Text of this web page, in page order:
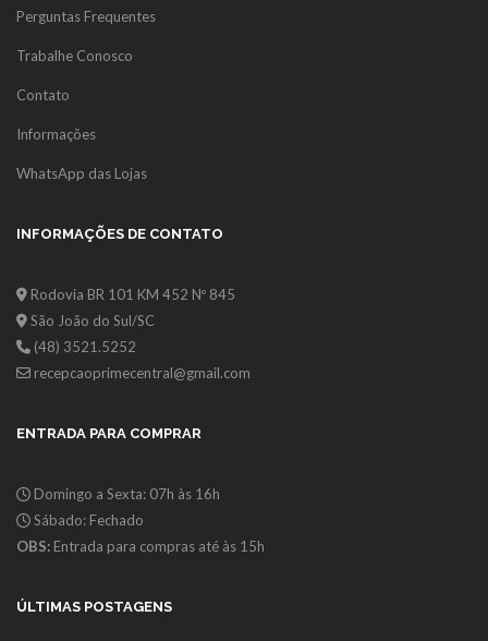
Perguntas Frequentes
Trabalhe Conosco
Contato
Informações
WhatsApp das Lojas
INFORMAÇÕES DE CONTATO
Rodovia BR 101 KM 452 Nº 845
São João do Sul/SC
(48) 3521.5252
recepcaoprimecentral@gmail.com
ENTRADA PARA COMPRAR
Domingo a Sexta: 07h às 16h
Sábado: Fechado
OBS: Entrada para compras até às 15h
ÚLTIMAS POSTAGENS